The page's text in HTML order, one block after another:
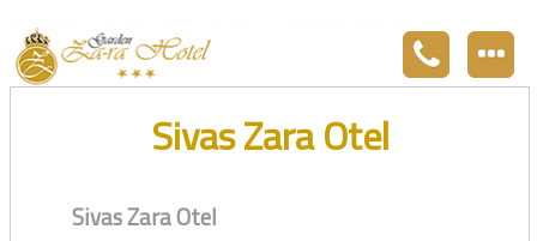
Sivas Zara Otel
Sivas Zara Otel